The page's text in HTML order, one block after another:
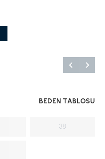
BEDEN TABLOSU
38